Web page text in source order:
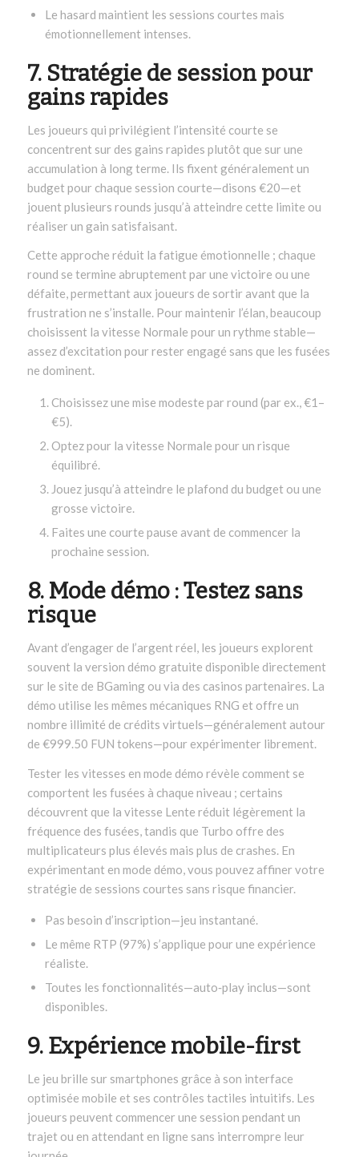
Le hasard maintient les sessions courtes mais
émotionnellement intenses.
7. Stratégie de session pour
gains rapides
Les joueurs qui privilégient l’intensité courte se
concentrent sur des gains rapides plutôt que sur une
accumulation à long terme. Ils fixent généralement un
budget pour chaque session courte—disons €20—et
jouent plusieurs rounds jusqu’à atteindre cette limite ou
réaliser un gain satisfaisant.
Cette approche réduit la fatigue émotionnelle ; chaque
round se termine abruptement par une victoire ou une
défaite, permettant aux joueurs de sortir avant que la
frustration ne s’installe. Pour maintenir l’élan, beaucoup
choisissent la vitesse Normale pour un rythme stable—
assez d’excitation pour rester engagé sans que les fusées
ne dominent.
Choisissez une mise modeste par round (par ex., €1–
€5).
Optez pour la vitesse Normale pour un risque
équilibré.
Jouez jusqu’à atteindre le plafond du budget ou une
grosse victoire.
Faites une courte pause avant de commencer la
prochaine session.
8. Mode démo : Testez sans
risque
Avant d’engager de l’argent réel, les joueurs explorent
souvent la version démo gratuite disponible directement
sur le site de BGaming ou via des casinos partenaires. La
démo utilise les mêmes mécaniques RNG et offre un
nombre illimité de crédits virtuels—généralement autour
de €999.50 FUN tokens—pour expérimenter librement.
Tester les vitesses en mode démo révèle comment se
comportent les fusées à chaque niveau ; certains
découvrent que la vitesse Lente réduit légèrement la
fréquence des fusées, tandis que Turbo offre des
multiplicateurs plus élevés mais plus de crashes. En
expérimentant en mode démo, vous pouvez affiner votre
stratégie de sessions courtes sans risque financier.
Pas besoin d’inscription—jeu instantané.
Le même RTP (97%) s’applique pour une expérience
réaliste.
Toutes les fonctionnalités—auto‑play inclus—sont
disponibles.
9. Expérience mobile-first
Le jeu brille sur smartphones grâce à son interface
optimisée mobile et ses contrôles tactiles intuitifs. Les
joueurs peuvent commencer une session pendant un
trajet ou en attendant en ligne sans interrompre leur